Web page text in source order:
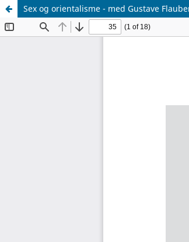
Sex og orientalisme - med Gustave